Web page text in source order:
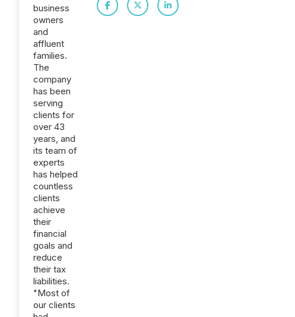
business
owners
and
affluent
families.
The
company
has been
serving
clients for
over 43
years, and
its team of
experts
has helped
countless
clients
achieve
their
financial
goals and
reduce
their tax
liabilities.
"Most of
our clients